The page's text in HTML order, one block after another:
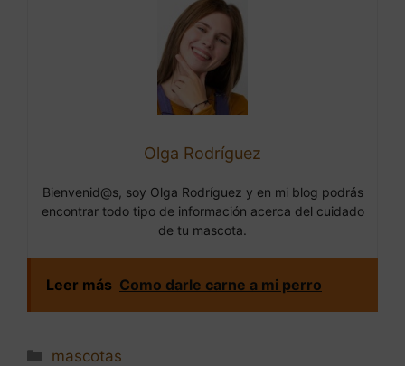
Olga Rodríguez
Bienvenid@s, soy Olga Rodríguez y en mi blog podrás
encontrar todo tipo de información acerca del cuidado
de tu mascota.
Leer más Como darle carne a mi perro
Categorías
mascotas